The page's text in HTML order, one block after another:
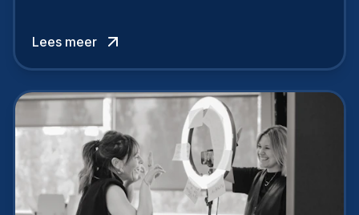
niet van vandaag op morgen. Hoe pak je dat
aan, starten met employer branding?
Lees meer